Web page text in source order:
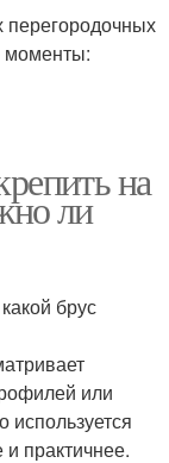
перегородочных
моменты:
на
ли
брус
или
практичнее.